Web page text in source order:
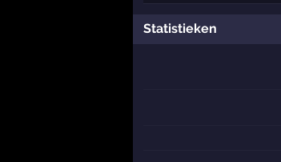
Statistieken